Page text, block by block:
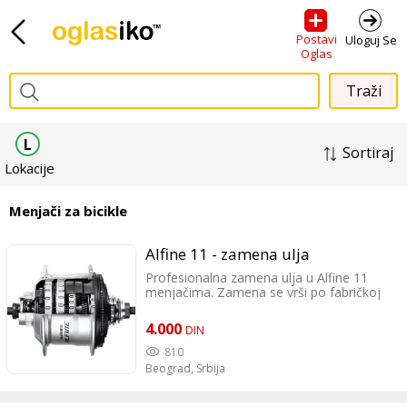
Postavi
Oglas
Uloguj Se
Sortiraj
L
Lokacije
Menjači za bicikle
Alfine 11 - zamena ulja
Profesionalna zamena ulja u Alfine 11
menjačima. Zamena se vrši po fabričkoj
Za dodatne informacije može sms,
telefon, viber, whatsapp. Pogledajte i
ostale moje oglase. Oglas 06/01
4.000 DIN
810
Beograd, Srbija